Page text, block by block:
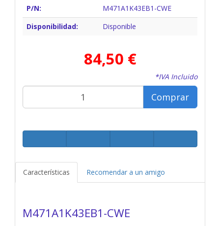
P/N:
M471A1K43EB1-CWE
Disponibilidad:
Disponible
84,50 €
*IVA Incluido
Comprar
Características Recomendar a un amigo
M471A1K43EB1-CWE